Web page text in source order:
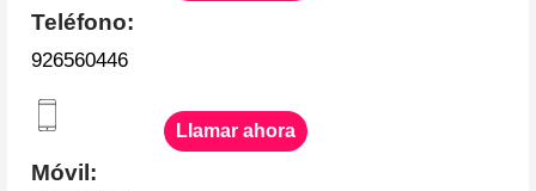
Teléfono:
926560446
Móvil:
Llamar ahora